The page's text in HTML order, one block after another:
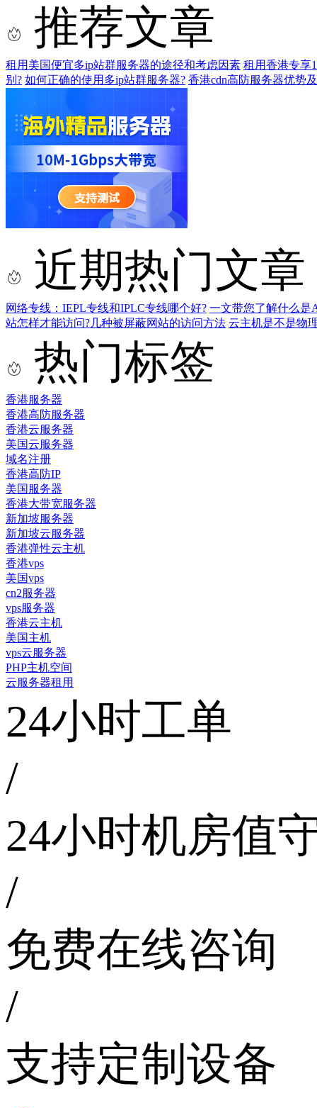
推荐文章
租用美国便宜多ip站群服务器的途径和考虑因素 租用香港专享
别? 如何正确的使用多ip站群服务器? 香港cdn高防服务器优势
近期热门文章
网络专线：IEPL专线和IPLC专线哪个好? 一文带您了解什么是
站怎样才能访问?几种被屏蔽网站的访问方法 云主机是不是物
热门标签
香港服务器
香港高防服务器
香港云服务器
美国云服务器
域名注册
香港高防IP
美国服务器
香港大带宽服务器
新加坡服务器
新加坡云服务器
香港弹性云主机
香港vps
美国vps
cn2服务器
vps服务器
香港云主机
美国主机
vps云服务器
PHP主机空间
云服务器租用
24小时工单
/
24小时机房值
/
免费在线咨询
/
支持定制设备